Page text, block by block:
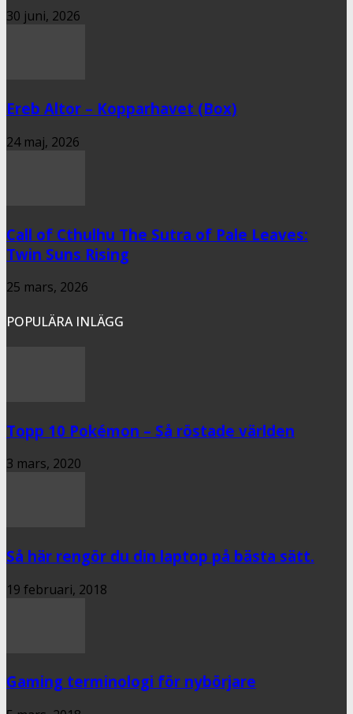
30 juni, 2026
Ereb Altor – Kopparhavet (Box)
24 maj, 2026
Call of Cthulhu The Sutra of Pale Leaves:
Twin Suns Rising
25 mars, 2026
POPULÄRA INLÄGG
Topp 10 Pokémon – Så röstade världen
3 mars, 2020
Så här rengör du din laptop på bästa sätt.
19 februari, 2018
Gaming terminologi för nybörjare